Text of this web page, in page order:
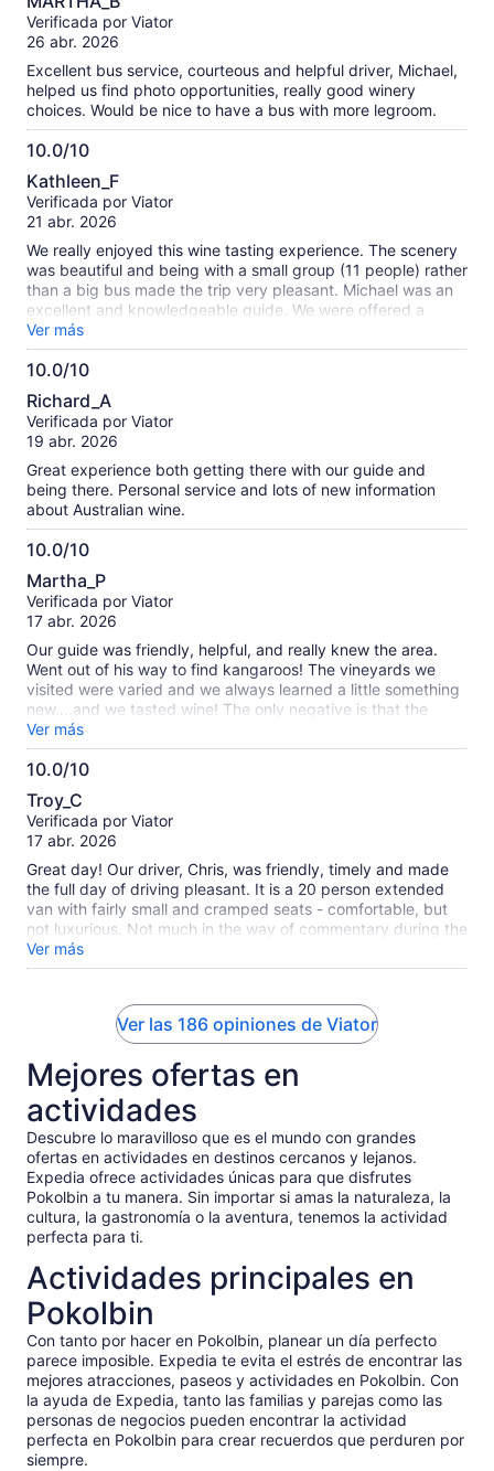
which we took home. Then off to the second vineyard where
we tried probably 8 different wines while listening to the
host's outrageous stories. On the way out, Chris took us up
the road to see a herd of kangaroo that were lounging in a
paddock. Lunch was at a local brewery; we had a hearty
main dish and could chose a beer or wine to accompany it.
We finished at a 3rd vineyard where we paired each of our
wines with a different chocolate. The drive was beautiful and
de
10
Verificada por Viator
26 abr. 2026
Excellent bus service, courteous and helpful driver, Michael,
helped us find photo opportunities, really good winery
choices. Would be nice to have a bus with more legroom.
10.0/10
10.0
de
10
Kathleen_F
Verificada por Viator
21 abr. 2026
We really enjoyed this wine tasting experience. The scenery
was beautiful and being with a small group (11 people) rather
than a big bus made the trip very pleasant. Michael was an
excellent and knowledgeable guide. We were offered a
variety of options for lunch and the food was excellent. My
advice would be to pace yourself, though, especially during
the 1st stops. It was a fair amount of alcohol over the course
Ver más
10.0/10
10.0
de
10
Richard_A
Verificada por Viator
19 abr. 2026
Great experience both getting there with our guide and
being there. Personal service and lots of new information
about Australian wine.
10.0/10
10.0
de
10
Martha_P
Verificada por Viator
17 abr. 2026
Our guide was friendly, helpful, and really knew the area.
Went out of his way to find kangaroos! The vineyards we
visited were varied and we always learned a little something
new....and we tasted wine! The only negative is that the
motor coach was very uncomfortable, no leg/knee room.
Ver más
10.0/10
10.0
de
10
Troy_C
Verificada por Viator
17 abr. 2026
Great day! Our driver, Chris, was friendly, timely and made
the full day of driving pleasant. It is a 20 person extended
van with fairly small and cramped seats - comfortable, but
not luxurious. Not much in the way of commentary during the
extended drive times, but upbeat music filled the van
throughout the day. Dave at Sobels winery was first a
commentary on wine making in Australia, the process and
stories throughout the extensive tasting! The lunch was at a
beautiful venue with views of the rolling landscape and a full
sit down meal. Overall, a great value and a highly
recommended tour to experience the Hunter Valley and
wines.
Ver más
Ver las 186 opiniones de Viator
Mejores ofertas en
actividades
Descubre lo maravilloso que es el mundo con grandes
ofertas en actividades en destinos cercanos y lejanos.
Expedia ofrece actividades únicas para que disfrutes
Pokolbin a tu manera. Sin importar si amas la naturaleza, la
cultura, la gastronomía o la aventura, tenemos la actividad
perfecta para ti.
Actividades principales en
Pokolbin
Con tanto por hacer en Pokolbin, planear un día perfecto
parece imposible. Expedia te evita el estrés de encontrar las
mejores atracciones, paseos y actividades en Pokolbin. Con
la ayuda de Expedia, tanto las familias y parejas como las
personas de negocios pueden encontrar la actividad
perfecta en Pokolbin para crear recuerdos que perduren por
siempre.